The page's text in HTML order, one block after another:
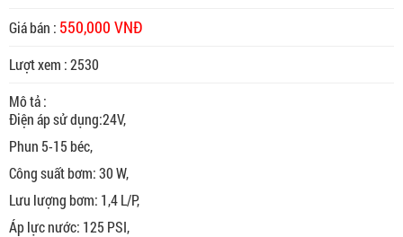
Giá bán : 550,000 VNĐ
Lượt xem : 2530
Mô tả :
Điện áp sử dụng:24V,
Phun 5-15 béc,
Công suất bơm: 30 W,
Lưu lượng bơm: 1,4 L/P,
Áp lực nước: 125 PSI,